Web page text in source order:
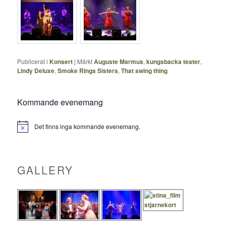
Publicerat i Konsert | MärktAuguste Marmus,kungsbacka teater,
Lindy Deluxe,Smoke Rings Sisters,That swing thing
Kommande evenemang
Notis Det finns inga kommande evenemang.
GALLERY